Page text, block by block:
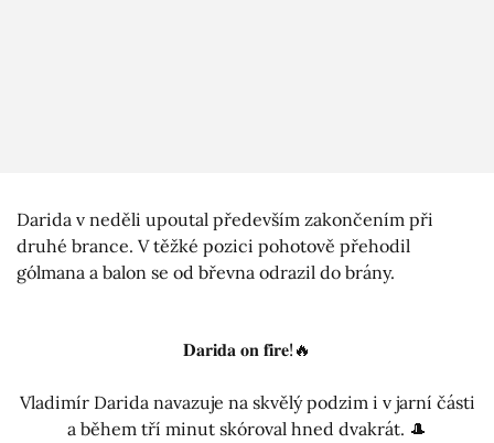
Darida v neděli upoutal především zakončením při
druhé brance. V těžké pozici pohotově přehodil
gólmana a balon se od břevna odrazil do brány.
𝐃𝐚𝐫𝐢𝐝𝐚 𝐨𝐧 𝐟𝐢𝐫𝐞!🔥
Vladimír Darida navazuje na skvělý podzim i v jarní části
a během tří minut skóroval hned dvakrát. 🎩